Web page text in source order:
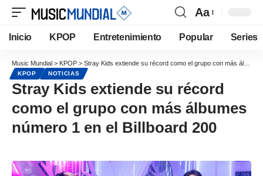
Aa
Inicio KPOP Entretenimiento Popular Series
Music Mundial > KPOP > Stray Kids extiende su récord como el grupo con más álbumes número 1 en el Billboard 200
KPOP NOTICIAS
Stray Kids extiende su récord
como el grupo con más álbumes
número 1 en el Billboard 200